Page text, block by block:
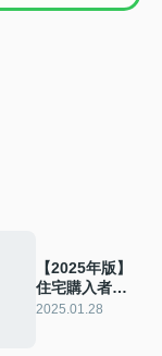
【2025年版】
住宅購入者必
見！耐震性チ
2025.01.28